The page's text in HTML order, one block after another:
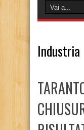
Industria